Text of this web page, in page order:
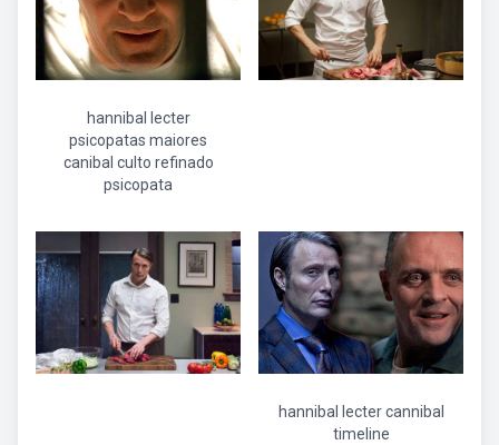
hannibal lecter
psicopatas maiores
canibal culto refinado
psicopata
hannibal lecter cannibal
timeline